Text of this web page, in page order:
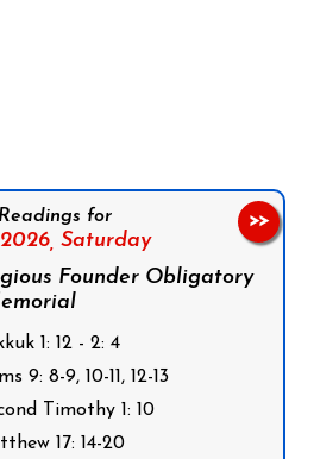
for
Saturday
Founder Obligatory
1: 12 - 2: 4
9: 8-9, 10-11, 12-13
Timothy 1: 10
17: 14-20
>>